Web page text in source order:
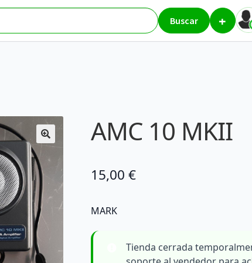
Buscar +
AMC 10 MKII
15,00 €
MARK
Tienda cerrada